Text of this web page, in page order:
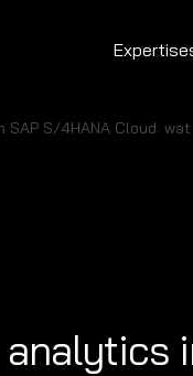
SAP S/4HANA Cloud: